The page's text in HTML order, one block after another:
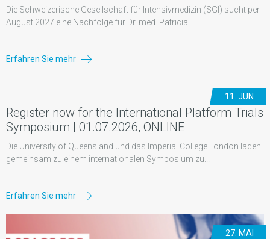
Die Schweizerische Gesellschaft für Intensivmedizin (SGI) sucht per
August 2027 eine Nachfolge für Dr. med. Patricia...
Erfahren Sie mehr
11. JUN
Register now for the International Platform Trials
Symposium | 01.07.2026, ONLINE
Die University of Queensland und das Imperial College London laden
gemeinsam zu einem internationalen Symposium zu...
Erfahren Sie mehr
27. MAI